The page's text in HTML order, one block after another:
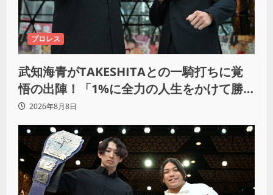
プロレス
武知海青がTAKESHITAとの一騎打ちに覚
悟の出陣！「1%に全力の人生をかけて勝
ちにいきたい」
2026年8月8日